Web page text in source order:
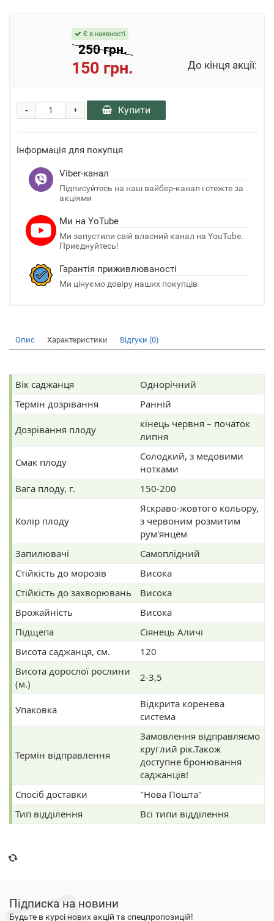
Є в наявності
250 грн.
150 грн. До кінця акції:
+
- Купити
Інформація для покупця
Viber-канал
Підписуйтесь на наш вайбер-канал і стежте за
акціями
Ми на YoTube
Ми запустили свій власний канал на YouTube.
Приєднуйтесь!
Гарантія приживлюваності
Ми цінуємо довіру наших покупців
Опис Характеристики Відгуки (0)
Вік саджанця
Однорічний
Термін дозрівання
Ранній
Дозрівання плоду
кінець червня – початок
липня
Смак плоду
Солодкий, з медовими
нотками
Вага плоду, г.
150-200
Колір плоду
Яскраво-жовтого кольору,
з червоним розмитим
рум'янцем
Запилювачі
Самоплідний
Стійкість до морозів
Висока
Стійкість до захворювань
Висока
Врожайність
Висока
Підщепа
Сіянець Аличі
Висота саджанця, см.
120
Висота дорослої рослини
(м.)
2-3,5
Упаковка
Відкрита коренева
система
Термін відправлення
Замовлення відправляємо
круглий рік.Також
доступне бронювання
саджанців!
Спосіб доставки
"Нова Пошта"
Тип відділення
Всі типи відділення
Підписка на новини
Будьте в курсі нових акцій та спецпропозицій!